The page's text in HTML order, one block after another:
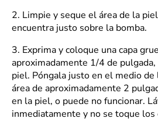
2. Limpie y seque el área de la
encuentra justo sobre la bomba.
3. Exprima y coloque una capa
aproximadamente 1/4 de
piel. Póngala justo en el medio de
área de aproximadamente 2
en la piel, o puede no funcionar.
inmediatamente y no se toque los